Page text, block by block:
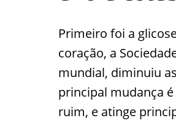
Primeiro foi a
coração, a
mundial, diminuiu
principal mudança
ruim, e atinge